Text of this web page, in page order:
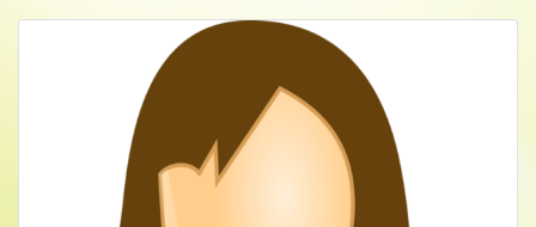
Alexandra Schmiedehausen, X-Dorf, DE
Anerkannte Systemaufstellerin,
Lebensberaterin und Mentaltrainerin. Seit
vielen Jahren begleitet sie empathisch und
intuitiv ihre Klientinnen zu mehr